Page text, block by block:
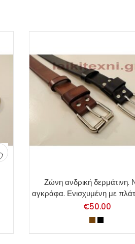
Ζώνη ανδρική δερμάτινη.
αγκράφα. Ενισχυμένη με
€50.00